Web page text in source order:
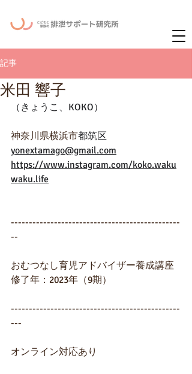
記事
米田 響子
（きょうこ、KOKO）
神奈川県横浜市都筑区
yonextamago@gmail.com
https://www.instagram.com/koko.waku
waku.life
-----------------------------------------------
--
おむつなし育児アドバイザー養成講座
修了年：2023年（9期）
-----------------------------------------------
---
オンライン対応あり